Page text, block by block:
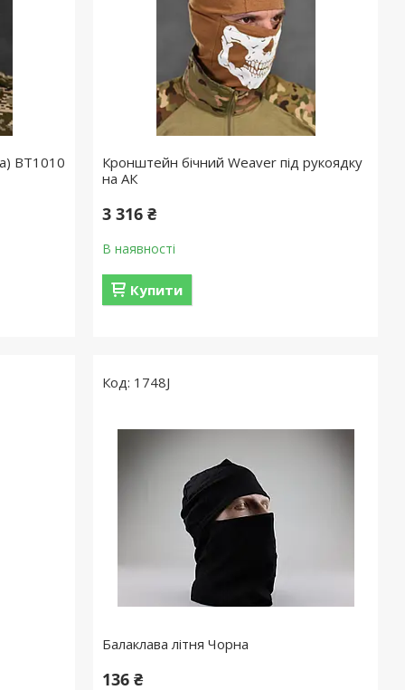
ВТ1010
Кронштейн бічний Weaver під рукоядку
на АК
3 316 ₴
В наявності
Купити
1748J
Балаклава літня Чорна
136 ₴